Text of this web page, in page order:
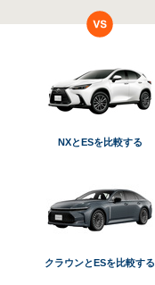
NXとESを比較する
クラウンとESを比較する